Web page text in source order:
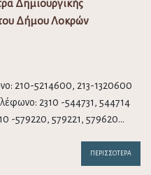
Δημιουργικής
Δήμου Λοκρών
210-5214600, 213-1320600
2310 -544731, 544714
-579220, 579221, 579620…
ΠΕΡΙΣΣΌΤΕΡΑ